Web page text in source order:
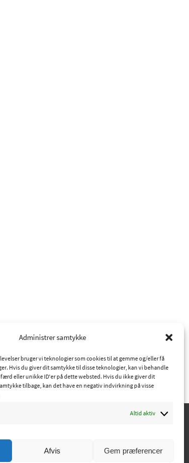
Administrer samtykke
bruger vi teknologier som cookies til at gemme og/eller få
Hvis du giver dit samtykke til disse teknologier, kan vi behandle
eller unikke ID'er på dette websted. Hvis du ikke giver dit
tilbage, kan det have en negativ indvirkning på visse
Altid aktiv
Afvis Gem præferencer